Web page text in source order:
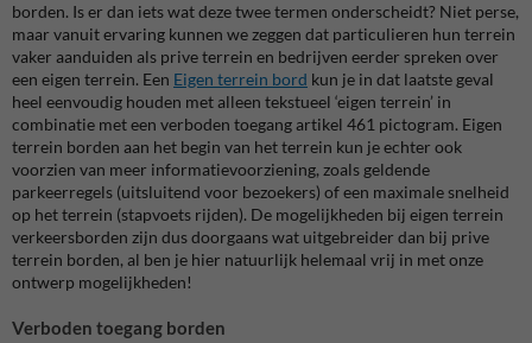
borden. Is er dan iets wat deze twee termen onderscheidt? Niet perse,
maar vanuit ervaring kunnen we zeggen dat particulieren hun terrein
vaker aanduiden als prive terrein en bedrijven eerder spreken over
een eigen terrein. Een Eigen terrein bord kun je in dat laatste geval
heel eenvoudig houden met alleen tekstueel ‘eigen terrein’ in
combinatie met een verboden toegang artikel 461 pictogram. Eigen
terrein borden aan het begin van het terrein kun je echter ook
voorzien van meer informatievoorziening, zoals geldende
parkeerregels (uitsluitend voor bezoekers) of een maximale snelheid
op het terrein (stapvoets rijden). De mogelijkheden bij eigen terrein
verkeersborden zijn dus doorgaans wat uitgebreider dan bij prive
terrein borden, al ben je hier natuurlijk helemaal vrij in met onze
ontwerp mogelijkheden!
Verboden toegang borden